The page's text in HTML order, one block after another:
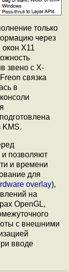
только
через
X11
звено с X-
связка
в
подготовлена
KMS.
и позволяют
и времени
для
overlay),
на
OpenGL,
с внешними
вводе